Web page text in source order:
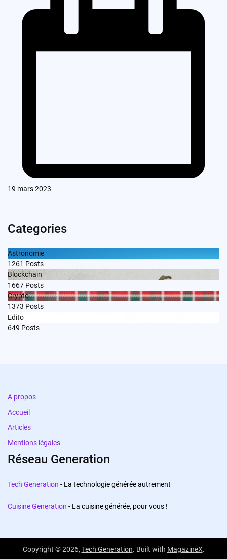
19 mars 2023
Categories
Astronomie
1261 Posts
Blockchain
1667 Posts
Crypto
1373 Posts
Edito
649 Posts
A propos
Accueil
Articles
Mentions légales
Réseau Generation
Tech Generation - La technologie générée autrement
Cuisine Generation - La cuisine générée, pour vous !
Copyright © 2026, Tech Generation. Built with MagazineX.